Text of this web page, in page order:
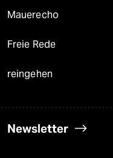
Mauerecho
Freie Rede
reingehen
Newsletter